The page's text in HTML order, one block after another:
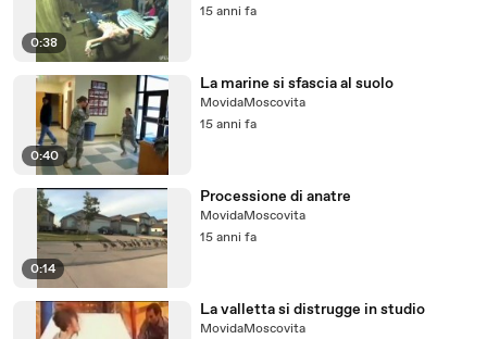
0:38
15 anni fa
0:40
La marine si sfascia al suolo
MovidaMoscovita
15 anni fa
0:14
Processione di anatre
MovidaMoscovita
15 anni fa
La valletta si distrugge in studio
MovidaMoscovita